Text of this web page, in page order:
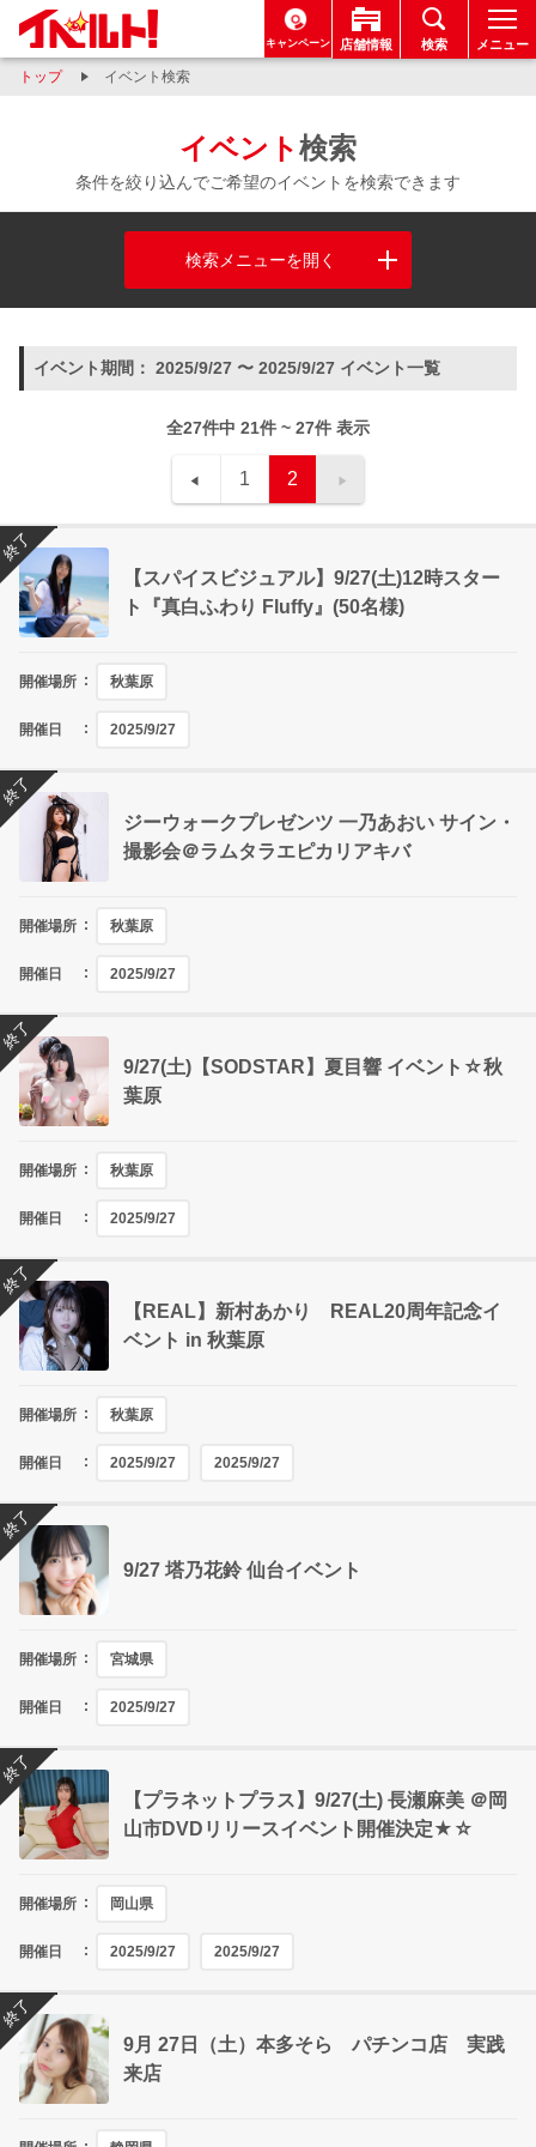
キャンペーン 店舗情報 検索 メニュー
トップ イベント検索
イベント検索
条件を絞り込んでご希望のイベントを検索できます
検索メニューを開く
イベント期間： 2025/9/27 〜 2025/9/27 イベント一覧
全27件中 21件 ~ 27件 表示
1 2
【スパイスビジュアル】9/27(土)12時スター
ト『真白ふわり Fluffy』(50名様)
開催場所 秋葉原
開催日 2025/9/27
終了
ジーウォークプレゼンツ 一乃あおい サイン・
撮影会＠ラムタラエピカリアキバ
開催場所 秋葉原
開催日 2025/9/27
終了
9/27(土)【SODSTAR】夏目響 イベント☆秋
葉原
開催場所 秋葉原
開催日 2025/9/27
終了
【REAL】新村あかり REAL20周年記念イ
ベント in 秋葉原
開催場所 秋葉原
開催日 2025/9/27 2025/9/27
終了
9/27 塔乃花鈴 仙台イベント
開催場所 宮城県
開催日 2025/9/27
終了
【プラネットプラス】9/27(土) 長瀬麻美 ＠岡
山市DVDリリースイベント開催決定★☆
開催場所 岡山県
開催日 2025/9/27 2025/9/27
終了
9月 27日（土）本多そら パチンコ店 実践
来店
終了